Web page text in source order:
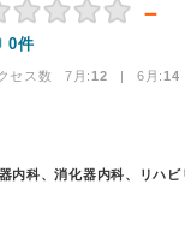
－
0件
セス数 7月:12 | 6月:14
内科、消化器内科、リハ